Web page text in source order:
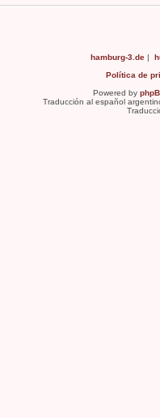
hamburg-3.de|
Política de
Powered by
Traducción al español